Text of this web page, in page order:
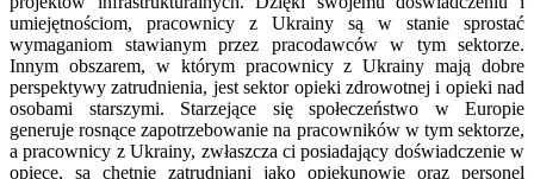
umiejętnościom, pracownicy z Ukrainy są w stanie sprostać
wymaganiom stawianym przez pracodawców w tym sektorze.
Innym obszarem, w którym pracownicy z Ukrainy mają dobre
perspektywy zatrudnienia, jest sektor opieki zdrowotnej i opieki nad
osobami starszymi. Starzejące się społeczeństwo w Europie
generuje rosnące zapotrzebowanie na pracowników w tym sektorze,
a pracownicy z Ukrainy, zwłaszcza ci posiadający doświadczenie w
opiece, są chętnie zatrudniani jako opiekunowie oraz personel